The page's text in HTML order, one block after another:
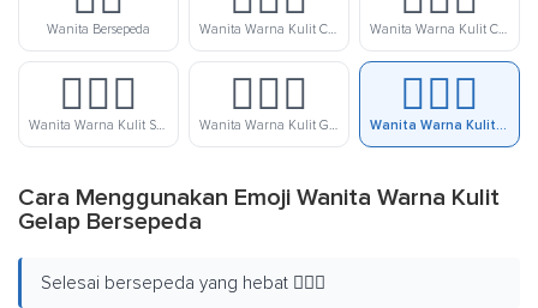
Wanita Bersepeda Wanita Warna Kulit Cerah Bersepeda Wanita Warna Kulit Cerah-Sedang Bersepeda
🚴🏽‍♀️
Wanita Warna Kulit Sedang Bersepeda
🚴🏾‍♀️
Wanita Warna Kulit Gelap-Sedang Bersepeda
🚴🏿‍♀️
Wanita Warna Kulit Gelap Bersepeda
Cara Menggunakan Emoji Wanita Warna Kulit
Gelap Bersepeda
Selesai bersepeda yang hebat 🚴🏿‍♀️